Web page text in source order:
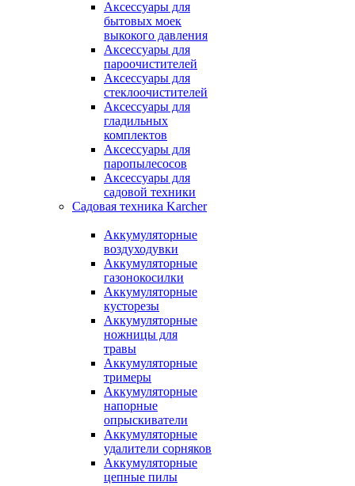
Аксессуары для
бытовых моек
выкокого давления
Аксессуары для
пароочистителей
Аксессуары для
стеклоочистителей
Аксессуары для
гладильных
комплектов
Аксессуары для
паропылесосов
Аксессуары для
садовой техники
Садовая техника Karcher
Аккумуляторные
воздуходувки
Аккумуляторные
газонокосилки
Аккумуляторные
кусторезы
Аккумуляторные
ножницы для
травы
Аккумуляторные
тримеры
Аккумуляторные
напорные
опрыскиватели
Аккумуляторные
удалители сорняков
Аккумуляторные
цепные пилы